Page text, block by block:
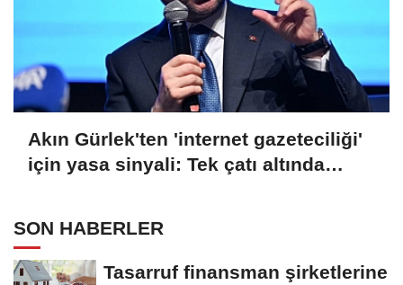
Akın Gürlek'ten 'internet gazeteciliği'
için yasa sinyali: Tek çatı altında
SON HABERLER
Tasarruf finansman şirketlerine